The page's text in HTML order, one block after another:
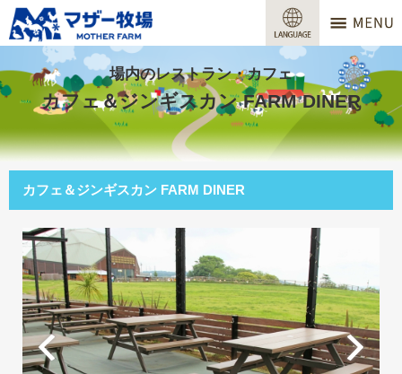
営業時間
料金
交通アクセス
サービスガイド
場内マップ
おすすめコース
団体プラン
場内のレストラン・カフェ
カフェ＆ジンギスカン FARM DINER
カフェ＆ジンギスカン FARM DINER